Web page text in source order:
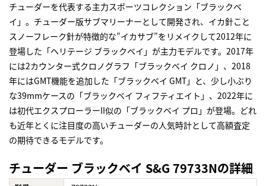
チューダーを代表する主力スポーツコレクション「ブラックベ
イ」。チューダー版サブマリーナーとして開発され、イカ針こと
スノーフレーク針が特徴的な”イカサブ”をリメイクして2012年に
登場した「ヘリテージ ブラックベイ」が主力モデルです。2017年
には2カウンター式クロノグラフ「ブラックベイ クロノ」、2018
年にはGMT機能を追加した「ブラックベイ GMT」と、少し小ぶり
な39mmケースの「ブラックベイ フィフティエイト」、2022年に
は初代エクスプローラーII似の「ブラックベイ プロ」が登場。どれ
も近年とくに注目度の高いチューダーの人気時計として高額査定
の期待できるモデルです。
チューダー ブラックベイ S&G 79733Nの詳細